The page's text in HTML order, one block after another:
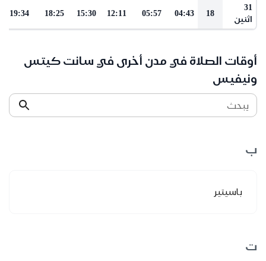
31
اثنين
18
04:43
05:57
12:11
15:30
18:25
19:34
أوقات الصلاة في مدن أخرى في سانت كيتس
ونيفيس
يبحث
ب
باسيتير
ت